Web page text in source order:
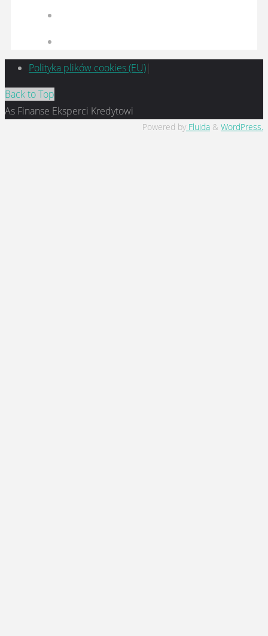
Polityka plików cookies (EU)
Back to Top
As Finanse Eksperci Kredytowi
Powered by Fluida & WordPress.